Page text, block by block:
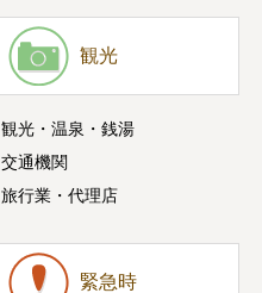
観光
観光・温泉・銭湯
交通機関
旅行業・代理店
緊急時